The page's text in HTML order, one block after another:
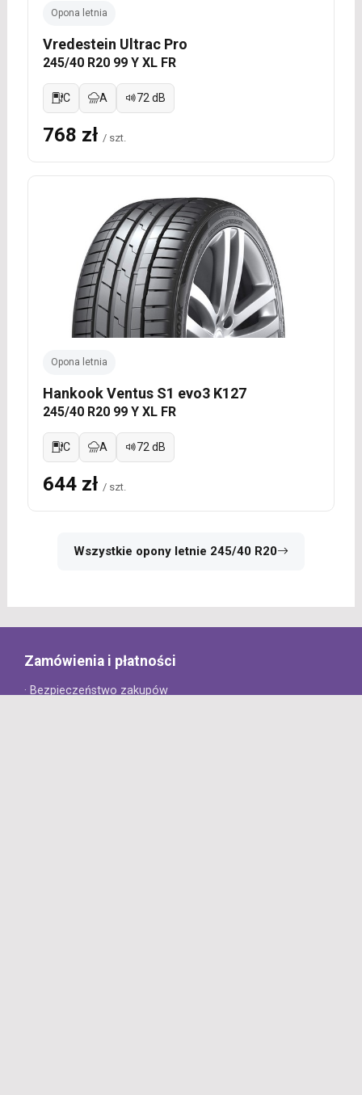
Opona letnia
Vredestein Ultrac Pro
245/40 R20 99 Y XL FR
C A 72 dB
768 zł / szt.
Opona letnia
Hankook Ventus S1 evo3 K127
245/40 R20 99 Y XL FR
C A 72 dB
644 zł / szt.
Wszystkie opony letnie 245/40 R20
Zamówienia i płatności
· Bezpieczeństwo zakupów